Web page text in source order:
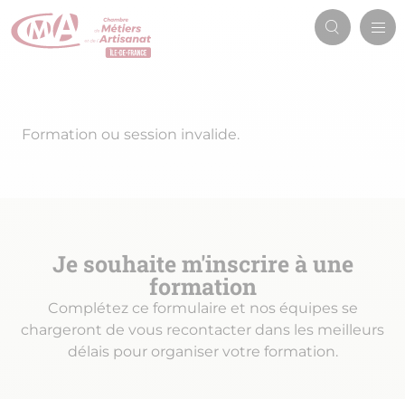
Aller
au
Message
Formation ou session invalide.
Je souhaite m'inscrire à une
formation
Complétez ce formulaire et nos équipes se
chargeront de vous recontacter dans les meilleurs
délais pour organiser votre formation.